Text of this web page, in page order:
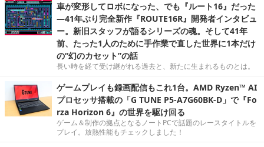
車が変形してロボになった、でも『ルート16』だった
―41年ぶり完全新作『ROUTE16R』開発者インタビュ
ー。新旧スタッフが語るシリーズの魂。そして41年
前、たった1人のために手作業で直した世界に1本だけ
の“幻のカセット”の話
長い時を経て受け継がれる過去と、新たに生まれるものとは。
ゲームプレイも録画配信もこれ1台。AMD Ryzen™ AI
プロセッサ搭載の「G TUNE P5-A7G60BK-D」で『Fo
rza Horizon 6』の世界を駆け回る
ゲーム＆制作の拠点となるノートPCで話題のレースタイトルを
プレイ。放熱性能もチェックしました！